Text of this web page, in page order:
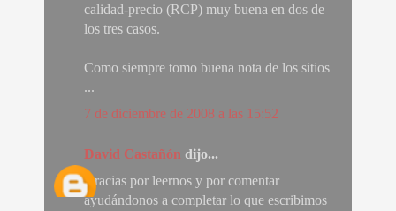
calidad-precio (RCP) muy buena en dos de
los tres casos.
Como siempre tomo buena nota de los sitios
...
7 de diciembre de 2008 a las 15:52
David Castañón dijo...
Gracias por leernos y por comentar
ayudándonos a completar lo que escribimos